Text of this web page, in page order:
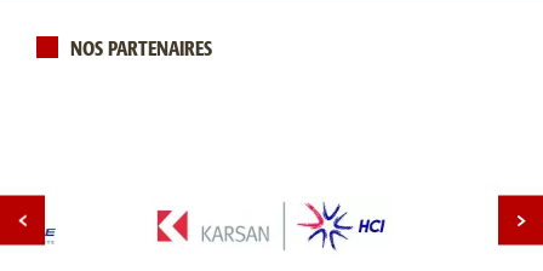
NOS PARTENAIRES